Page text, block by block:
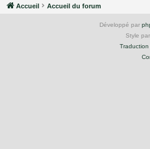
Accueil Accueil du forum
Développé par
Style par
Traduction